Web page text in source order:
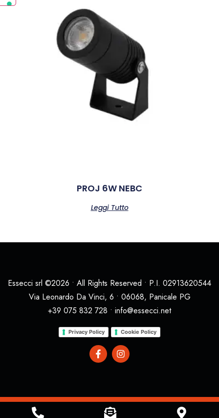
PROJ 6W NEBC
Leggi Tutto
Essecci srl ©2026 • All Rights Reserved • P.I. 02913620544
Via Leonardo Da Vinci, 6 • 06068, Panicale PG
+39 075 832 728 • info@essecci.net
Privacy Policy Cookie Policy